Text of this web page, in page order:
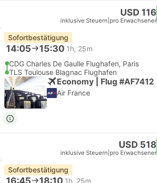
USD 116
inklusive Steuern pro Erwachsener
Sofortbestätigung
14:05 15:30 1h, 25m
CDG Charles De Gaulle Flughafen, Paris
TLS Toulouse Blagnac Flughafen
Economy | Flug #AF7412
Air France
USD 518
inklusive Steuern pro Erwachsener
Sofortbestätigung
16:45 18:10 1h, 25m